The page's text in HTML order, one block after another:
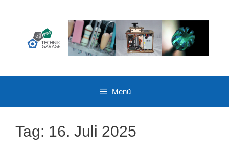
Menü
Tag: 16. Juli 2025